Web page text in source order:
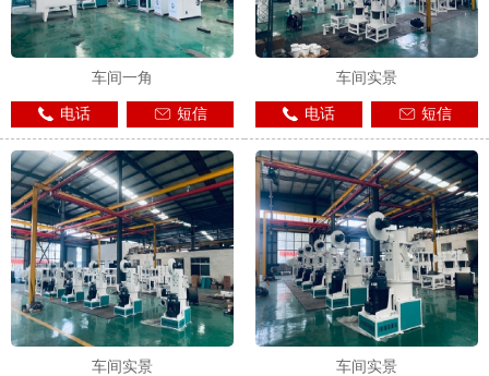
车间一角
电话 短信
车间实景
电话 短信
车间实景 车间实景